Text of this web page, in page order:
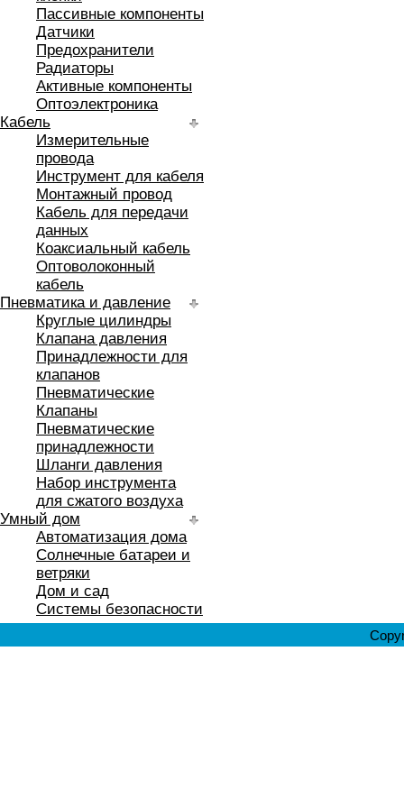
Пассивные компоненты
Датчики
Предохранители
Радиаторы
Активные компоненты
Оптоэлектроника
Кабель
Измерительные
провода
Инструмент для кабеля
Монтажный провод
Кабель для передачи
данных
Коаксиальный кабель
Оптоволоконный
кабель
Пневматика и давление
Круглые цилиндры
Клапана давления
Принадлежности для
клапанов
Пневматические
Клапаны
Пневматические
принадлежности
Шланги давления
Набор инструмента
для сжатого воздуха
Умный дом
Автоматизация дома
Солнечные батареи и
ветряки
Дом и сад
Системы безопасности